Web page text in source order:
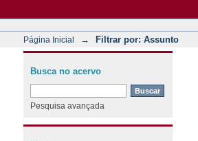
Página Inicial → Filtrar por: Assunto
Busca no acervo
Pesquisa avançada